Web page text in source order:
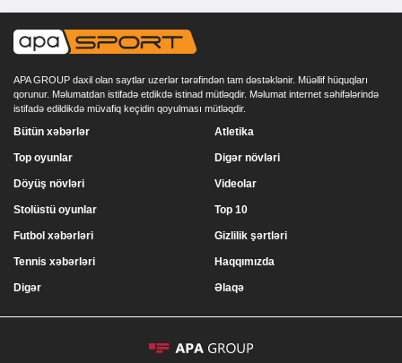
APA GROUP daxil olan saytlar uzerlər tərəfindən tam dəstəklənir. Müəllif hüquqları
qorunur. Məlumatdan istifadə etdikdə istinad mütləqdir. Məlumat internet səhifələrində
istifadə edildikdə müvafiq keçidin qoyulması mütləqdir.
Bütün xəbərlər
Top oyunlar
Döyüş növləri
Stolüstü oyunlar
Atletika
Digər növləri
Videolar
Top 10
Futbol xəbərləri
Tennis xəbərləri
Digər
Gizlilik şərtləri
Haqqımızda
Əlaqə